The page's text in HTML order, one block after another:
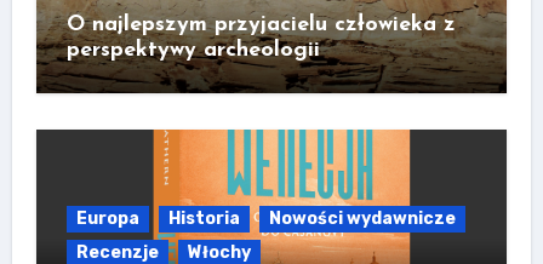
O najlepszym przyjacielu człowieka z
perspektywy archeologii
Europa Historia
Nowości wydawnicze
Recenzje
Włochy